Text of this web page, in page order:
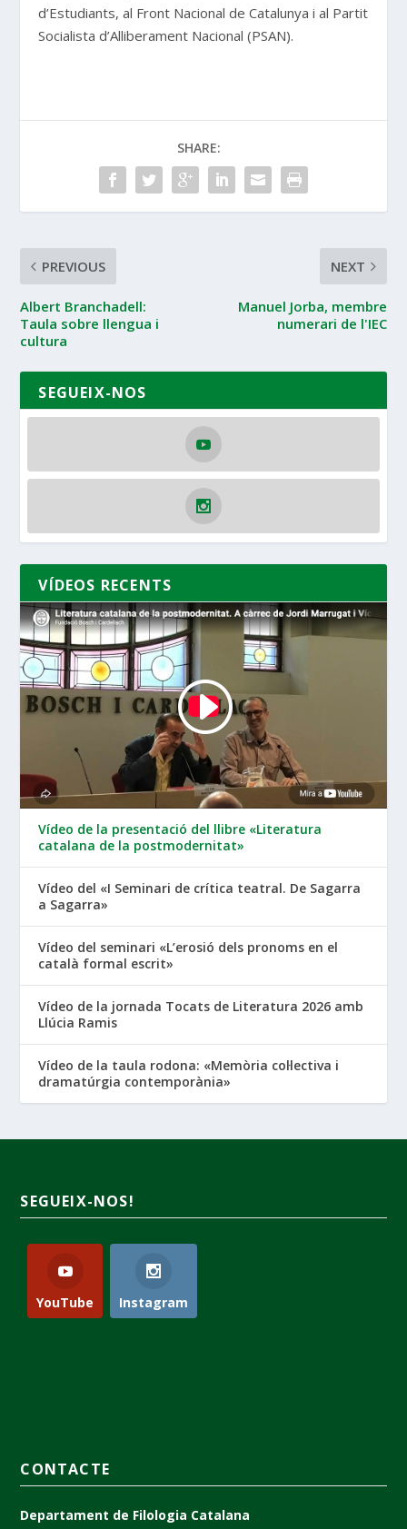
d’Estudiants, al Front Nacional de Catalunya i al Partit
Socialista d’Alliberament Nacional (PSAN).
SHARE:
PREVIOUS
Albert Branchadell:
Taula sobre llengua i
cultura
NEXT
Manuel Jorba, membre
numerari de l'IEC
SEGUEIX-NOS
VÍDEOS RECENTS
Vídeo de la presentació del llibre «Literatura
catalana de la postmodernitat»
Vídeo del «I Seminari de crítica teatral. De Sagarra
a Sagarra»
Vídeo del seminari «L’erosió dels pronoms en el
català formal escrit»
Vídeo de la jornada Tocats de Literatura 2026 amb
Llúcia Ramis
Vídeo de la taula rodona: «Memòria col·lectiva i
dramatúrgia contemporània»
SEGUEIX-NOS!
YouTube Instagram
CONTACTE
Departament de Filologia Catalana